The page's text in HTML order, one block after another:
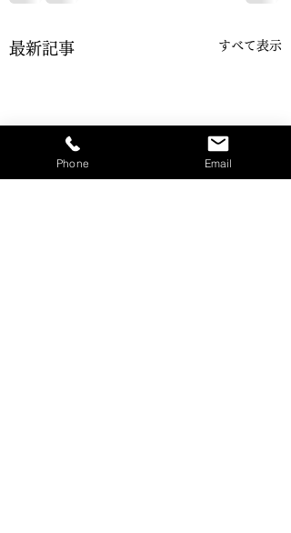
最新記事 すべて表示
Phone Email